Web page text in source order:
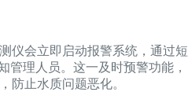
仪会立即启动报警系统，通过短
管理人员。这一及时预警功能，
防止水质问题恶化。